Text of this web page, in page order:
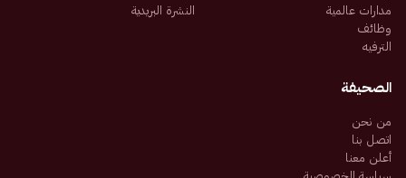
مدارات عالمية
وظائف
الترفيه
النشرة البريدية
الصحيفة
من نحن
اتصل بنا
أعلن معنا